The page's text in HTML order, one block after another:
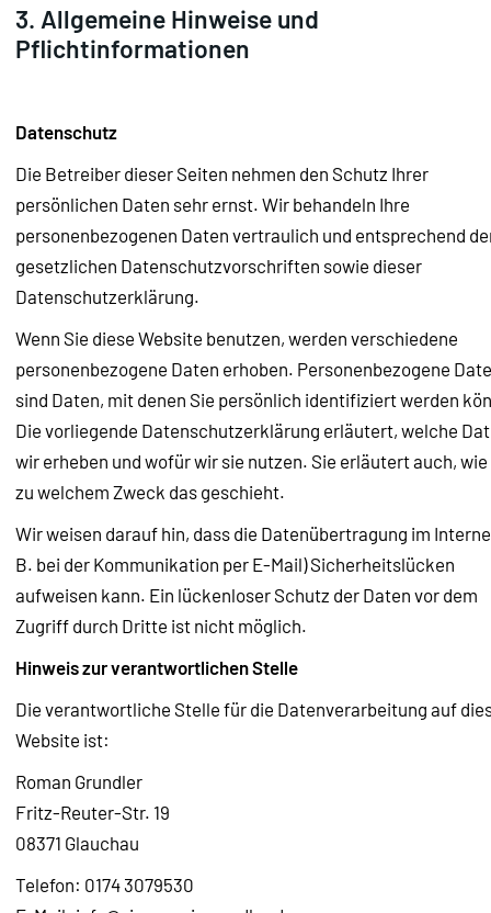
3. Allgemeine Hinweise und
Pflichtinformationen
Datenschutz
Die Betreiber dieser Seiten nehmen den Schutz Ihrer
persönlichen Daten sehr ernst. Wir behandeln Ihre
personenbezogenen Daten vertraulich und entsprechend
gesetzlichen Datenschutzvorschriften sowie dieser
Datenschutzerklärung.
Wenn Sie diese Website benutzen, werden verschiedene
personenbezogene Daten erhoben. Personenbezogene
sind Daten, mit denen Sie persönlich identifiziert werden
Die vorliegende Datenschutzerklärung erläutert, welche
wir erheben und wofür wir sie nutzen. Sie erläutert auch, wie
zu welchem Zweck das geschieht.
Wir weisen darauf hin, dass die Datenübertragung im
B. bei der Kommunikation per E-Mail) Sicherheitslücken
aufweisen kann. Ein lückenloser Schutz der Daten vor dem
Zugriff durch Dritte ist nicht möglich.
Hinweis zur verantwortlichen Stelle
Die verantwortliche Stelle für die Datenverarbeitung auf
Website ist:
Roman Grundler
Fritz-Reuter-Str. 19
08371 Glauchau
Telefon: 0174 3079530